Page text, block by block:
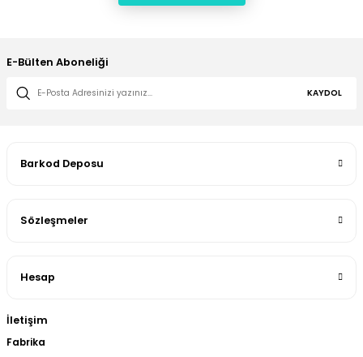
E-Bülten Aboneliği
KAYDOL
Barkod Deposu
Sözleşmeler
Hesap
İletişim
Fabrika